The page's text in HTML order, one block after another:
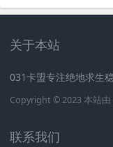
关于本站
031卡盟专注绝地求生
Copyright © 2023 本站由
联系我们